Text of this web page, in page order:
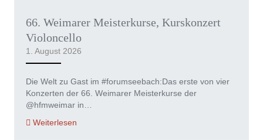
66. Weimarer Meisterkurse, Kurskonzert
Violoncello
1. August 2026
Die Welt zu Gast im #forumseebach:Das erste von vier
Konzerten der 66. Weimarer Meisterkurse der
@hfmweimar in…
Weiterlesen